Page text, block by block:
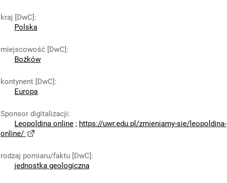
kraj [DwC]:
Polska
miejscowość [DwC]:
Bożków
kontynent [DwC]:
Europa
Sponsor digitalizacji:
Leopoldina online ; https://uwr.edu.pl/zmieniamy-sie/leopoldina-
online/
rodzaj pomiaru/faktu [DwC]:
jednostka geologiczna